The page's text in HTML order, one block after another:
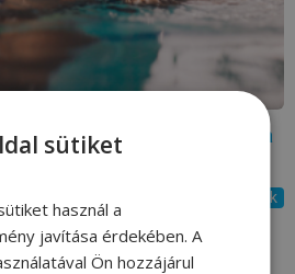
bánik el a klór a hajaddal és a
Tanácsolunk
veted magad, akár csak
el az uszodába, érdemes
sütiket
használ a
javítása érdekében. A
Ön hozzájárul